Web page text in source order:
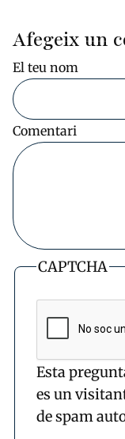
Afegeix un
El teu nom
Comentari
CAPTCHA
Esta
es un
de spam